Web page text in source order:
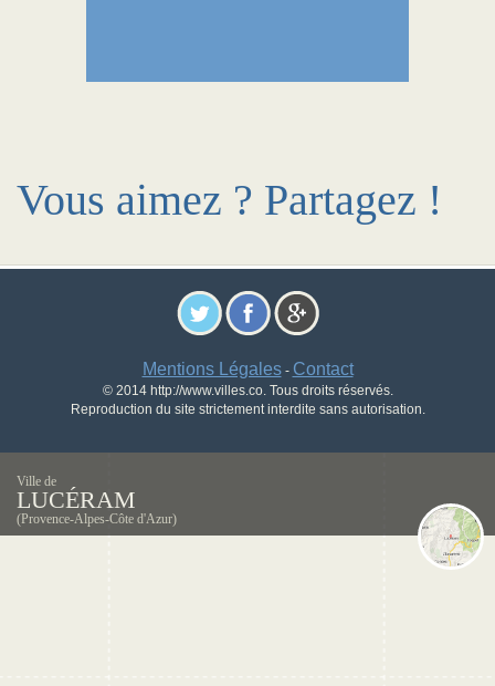
Vous aimez ? Partagez !
Mentions Légales- Contact
© 2014 http://www.villes.co. Tous droits réservés.
Reproduction du site strictement interdite sans autorisation.
Ville de
LUCÉRAM
(Provence-Alpes-Côte d'Azur)